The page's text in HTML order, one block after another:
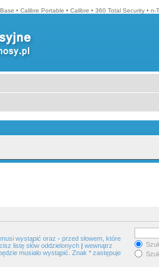
• Calibre Portable • Calibre • 360 Total Security • n-
wystąpić oraz - przed słowem, które
listę słów oddzielonych | wewnątrz
musiało wystąpić. Znak * zastępuje